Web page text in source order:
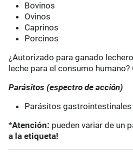
Bovinos
Ovinos
Caprinos
Porcinos
¿Autorizado para ganado
leche para el consumo
Parásitos (espectro de acción)
Parásitos gastrointestinales
*Atención: pueden variar de un
a la etiqueta!